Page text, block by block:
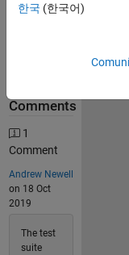
Solution
Comments
1
Comment
Andrew Newell
on 18 Oct
2019
The test
suite
한국 (한국어)